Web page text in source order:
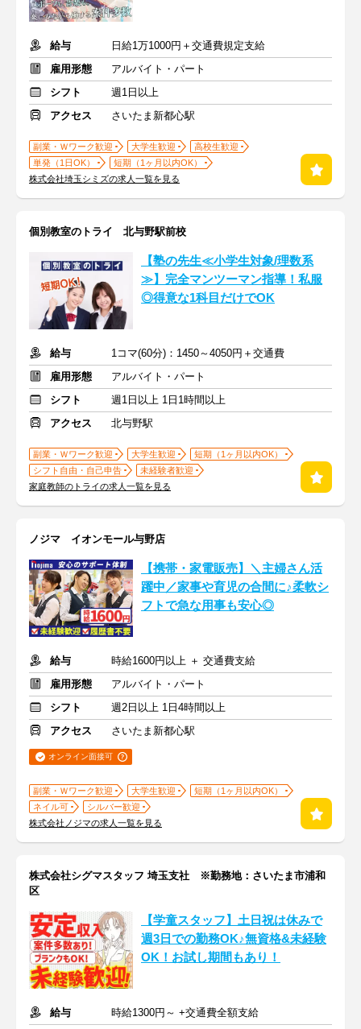
給与
日給1万1000円＋交通費規定支給
雇用形態
アルバイト・パート
シフト
週1日以上
アクセス
さいたま新都心駅
副業・Ｗワーク歓迎 大学生歓迎
高校生歓迎
単発（1日OK）
短期（1ヶ月以内OK）
株式会社埼玉シミズの求人一覧を見る
個別教室のトライ 北与野駅前校
【塾の先生≪小学生対象/理数系
≫】完全マンツーマン指導！私服
◎得意な1科目だけでOK
給与
1コマ(60分)：1450～4050円＋交通費
雇用形態
アルバイト・パート
シフト
週1日以上 1日1時間以上
アクセス
北与野駅
副業・Ｗワーク歓迎 大学生歓迎
短期（1ヶ月以内OK）
シフト自由・自己申告
未経験者歓迎
家庭教師のトライの求人一覧を見る
ノジマ イオンモール与野店
【携帯・家電販売】＼主婦さん活
躍中／家事や育児の合間に♪柔軟シ
フトで急な用事も安心◎
給与
時給1600円以上 ＋ 交通費支給
雇用形態
アルバイト・パート
シフト
週2日以上 1日4時間以上
アクセス
さいたま新都心駅
オンライン面接可
副業・Ｗワーク歓迎 大学生歓迎
短期（1ヶ月以内OK）
ネイル可
シルバー歓迎
株式会社ノジマの求人一覧を見る
株式会社シグマスタッフ 埼玉支社 ※勤務地：さいたま市浦和
区
【学童スタッフ】土日祝は休みで
週3日での勤務OK♪無資格&未経験
OK！お試し期間もあり！
給与
時給1300円～ +交通費全額支給